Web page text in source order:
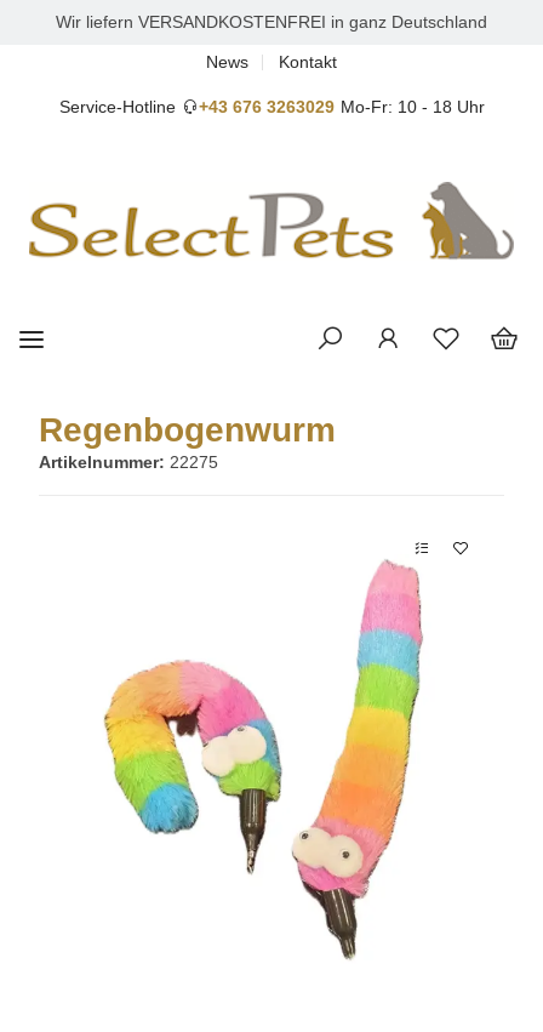
Wir liefern VERSANDKOSTENFREI in ganz Deutschland
News Kontakt
Service-Hotline +43 676 3263029 Mo-Fr: 10 - 18 Uhr
Regenbogenwurm
Artikelnummer: 22275